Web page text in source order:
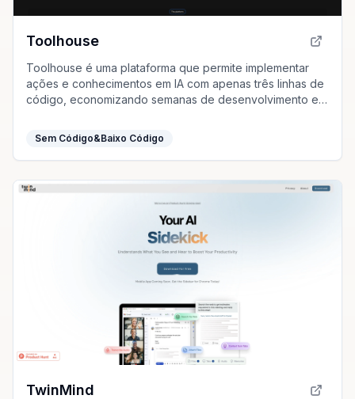
Toolhouse
Toolhouse é uma plataforma que permite implementar
ações e conhecimentos em IA com apenas três linhas de
código, economizando semanas de desenvolvimento e
Sem Código&Baixo Código
TwinMind